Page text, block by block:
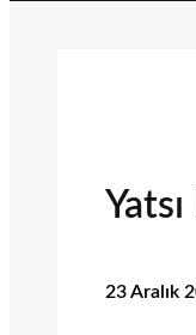
23 Aralık